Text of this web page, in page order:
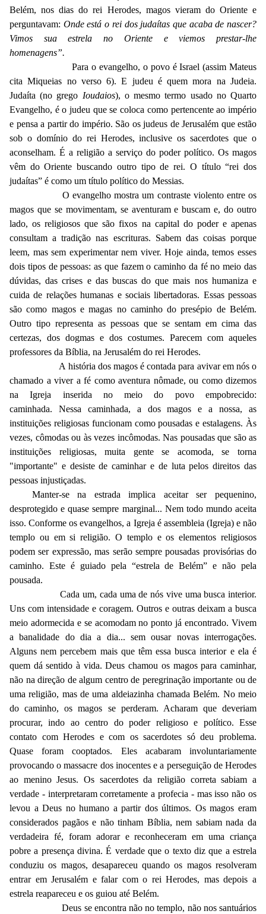
Belém, nos dias do rei Herodes, magos vieram do Oriente e
perguntavam: Onde está o rei dos judaítas que acaba de nascer?
Vimos sua estrela no Oriente e viemos prestar-lhe
homenagens”.
Para o evangelho, o povo é Israel (assim Mateus
cita Miqueias no verso 6). E judeu é quem mora na Judeia.
Judaíta (no grego Ioudaios), o mesmo termo usado no Quarto
Evangelho, é o judeu que se coloca como pertencente ao império
e pensa a partir do império. São os judeus de Jerusalém que estão
sob o domínio do rei Herodes, inclusive os sacerdotes que o
aconselham. É a religião a serviço do poder político. Os magos
vêm do Oriente buscando outro tipo de rei. O título “rei dos
judaítas” é como um título político do Messias.
O evangelho mostra um contraste violento entre os
magos que se movimentam, se aventuram e buscam e, do outro
lado, os religiosos que são fixos na capital do poder e apenas
consultam a tradição nas escrituras. Sabem das coisas porque
leem, mas sem experimentar nem viver. Hoje ainda, temos esses
dois tipos de pessoas: as que fazem o caminho da fé no meio das
dúvidas, das crises e das buscas do que mais nos humaniza e
cuida de relações humanas e sociais libertadoras. Essas pessoas
são como magos e magas no caminho do presépio de Belém.
Outro tipo representa as pessoas que se sentam em cima das
certezas, dos dogmas e dos costumes. Parecem com aqueles
professores da Bíblia, na Jerusalém do rei Herodes.
A história dos magos é contada para avivar em nós o
chamado a viver a fé como aventura nômade, ou como dizemos
na Igreja inserida no meio do povo empobrecido:
caminhada. Nessa caminhada, a dos magos e a nossa, as
instituições religiosas funcionam como pousadas e estalagens. Às
vezes, cômodas ou às vezes incômodas. Nas pousadas que são as
instituições religiosas, muita gente se acomoda, se torna
"importante" e desiste de caminhar e de luta pelos direitos das
pessoas injustiçadas.
Manter-se na estrada implica aceitar ser pequenino,
desprotegido e quase sempre marginal... Nem todo mundo aceita
isso. Conforme os evangelhos, a Igreja é assembleia (Igreja) e não
templo ou em si religião. O templo e os elementos religiosos
podem ser expressão, mas serão sempre pousadas provisórias do
caminho. Este é guiado pela “estrela de Belém” e não pela
pousada.
Cada um, cada uma de nós vive uma busca interior.
Uns com intensidade e coragem. Outros e outras deixam a busca
meio adormecida e se acomodam no ponto já encontrado. Vivem
a banalidade do dia a dia... sem ousar novas interrogações.
Alguns nem percebem mais que têm essa busca interior e ela é
quem dá sentido à vida. Deus chamou os magos para caminhar,
não na direção de algum centro de peregrinação importante ou de
uma religião, mas de uma aldeiazinha chamada Belém. No meio
do caminho, os magos se perderam. Acharam que deveriam
procurar, indo ao centro do poder religioso e político. Esse
contato com Herodes e com os sacerdotes só deu problema.
Quase foram cooptados. Eles acabaram involuntariamente
provocando o massacre dos inocentes e a perseguição de Herodes
ao menino Jesus. Os sacerdotes da religião correta sabiam a
verdade - interpretaram corretamente a profecia - mas isso não os
levou a Deus no humano a partir dos últimos. Os magos eram
considerados pagãos e não tinham Bíblia, nem sabiam nada da
verdadeira fé, foram adorar e reconheceram em uma criança
pobre a presença divina. É verdade que o texto diz que a estrela
conduziu os magos, desapareceu quando os magos resolveram
entrar em Jerusalém e falar com o rei Herodes, mas depois a
estrela reapareceu e os guiou até Belém.
Deus se encontra não no templo, não nos santuários